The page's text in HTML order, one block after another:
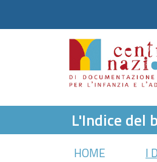
L'Indice del
HOME I